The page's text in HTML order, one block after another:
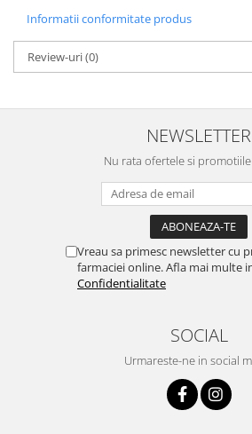
Informatii conformitate produs
Review-uri(0)
NEWSLETTER
Nu rata ofertele si
Vreau sa primesc newsletter cu
farmaciei online. Afla mai multe
Confidentialitate
SOCIAL
Urmareste-ne in social